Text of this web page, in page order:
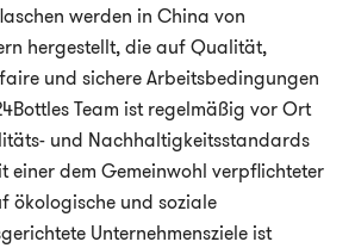
werden in China von
hergestellt, die auf Qualität,
und sichere Arbeitsbedingungen
Team ist regelmäßig vor Ort
und Nachhaltigkeitsstandards
einer dem Gemeinwohl verpflichteter
ökologische und soziale
Unternehmensziele ist